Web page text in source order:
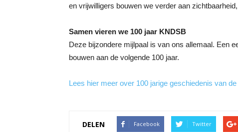
en vrijwilligers bouwen we verder aan
Samen vieren we 100 jaar KNDSB
Deze bijzondere mijlpaal is van ons allemaal. Een
bouwen aan de volgende 100 jaar.
Lees hier meer over 100 jarige geschiedenis van
DELEN Facebook Twitter